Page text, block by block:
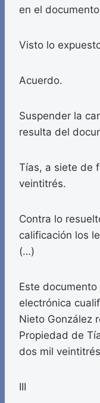
en el
Visto lo
Acuerdo.
Suspender la
resulta del
Tías, a siete de
veintitrés.
Contra lo
calificación los
(…)
Este
electrónica
Nieto González
Propiedad de
dos mil
III